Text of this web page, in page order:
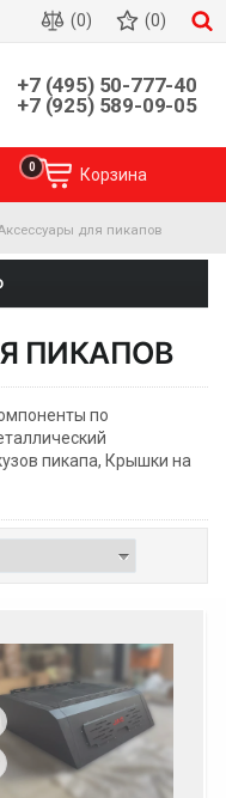
(0) (0)
+7 (495) 50-777-40
+7 (925) 589-09-05
Корзина
0
для пикапов
ПИКАПОВ
по
пикапа, Крышки на